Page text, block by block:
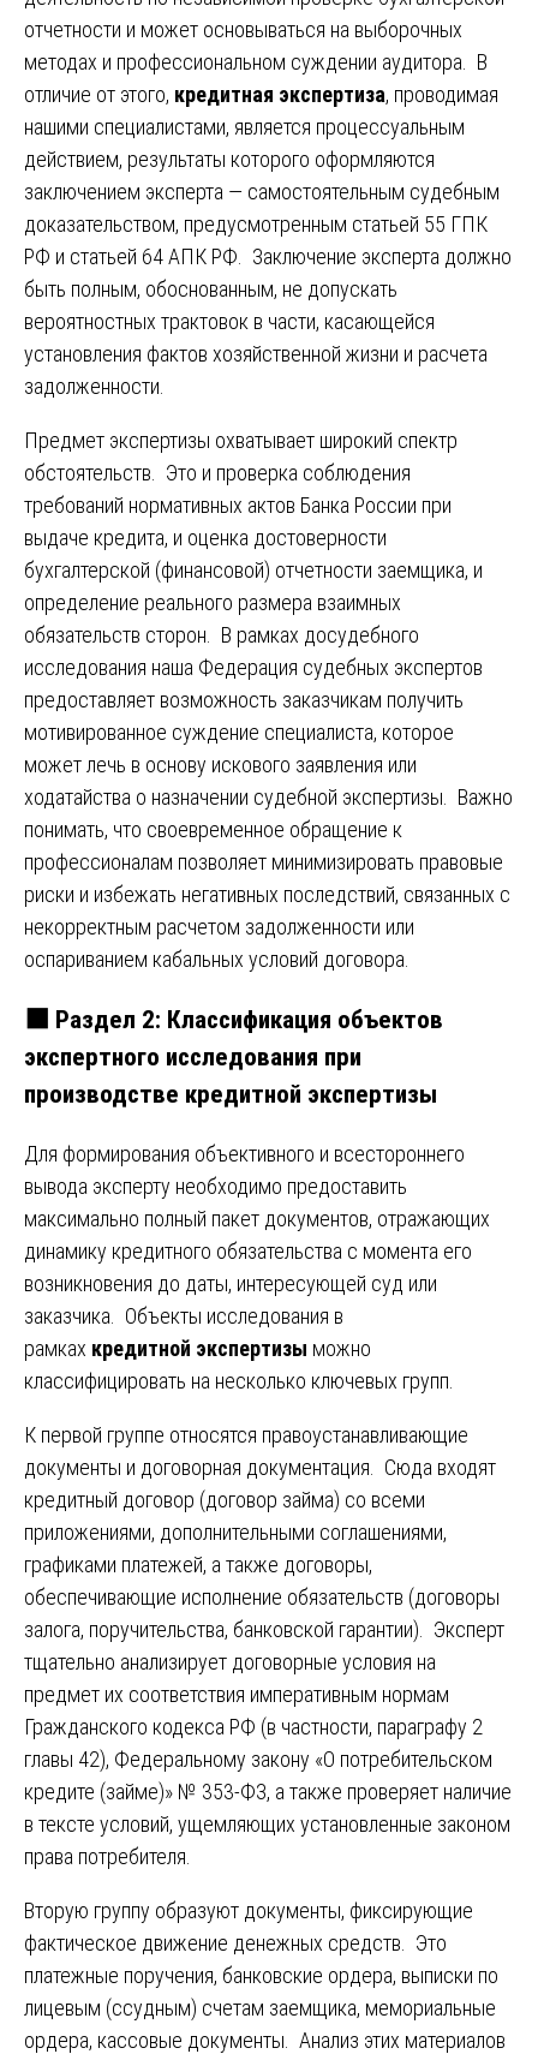
отчетности и может основываться на выборочных
методах и профессиональном суждении аудитора. В
отличие от этого, кредитная экспертиза, проводимая
нашими специалистами, является процессуальным
действием, результаты которого оформляются
заключением эксперта — самостоятельным судебным
доказательством, предусмотренным статьей 55 ГПК
РФ и статьей 64 АПК РФ. Заключение эксперта должно
быть полным, обоснованным, не допускать
вероятностных трактовок в части, касающейся
установления фактов хозяйственной жизни и расчета
задолженности.
Предмет экспертизы охватывает широкий спектр
обстоятельств. Это и проверка соблюдения
требований нормативных актов Банка России при
выдаче кредита, и оценка достоверности
бухгалтерской (финансовой) отчетности заемщика, и
определение реального размера взаимных
обязательств сторон. В рамках досудебного
исследования наша Федерация судебных экспертов
предоставляет возможность заказчикам получить
мотивированное суждение специалиста, которое
может лечь в основу искового заявления или
ходатайства о назначении судебной экспертизы. Важно
понимать, что своевременное обращение к
профессионалам позволяет минимизировать правовые
риски и избежать негативных последствий, связанных с
некорректным расчетом задолженности или
оспариванием кабальных условий договора.
Раздел 2: Классификация объектов
экспертного исследования при
производстве кредитной экспертизы
Для формирования объективного и всестороннего
вывода эксперту необходимо предоставить
максимально полный пакет документов, отражающих
динамику кредитного обязательства с момента его
возникновения до даты, интересующей суд или
заказчика. Объекты исследования в
рамках кредитной экспертизы можно
классифицировать на несколько ключевых групп.
К первой группе относятся правоустанавливающие
документы и договорная документация. Сюда входят
кредитный договор (договор займа) со всеми
приложениями, дополнительными соглашениями,
графиками платежей, а также договоры,
обеспечивающие исполнение обязательств (договоры
залога, поручительства, банковской гарантии). Эксперт
тщательно анализирует договорные условия на
предмет их соответствия императивным нормам
Гражданского кодекса РФ (в частности, параграфу 2
главы 42), Федеральному закону «О потребительском
кредите (займе)» № 353-ФЗ, а также проверяет наличие
в тексте условий, ущемляющих установленные законом
права потребителя.
Вторую группу образуют документы, фиксирующие
фактическое движение денежных средств. Это
платежные поручения, банковские ордера, выписки по
лицевым (ссудным) счетам заемщика, мемориальные
ордера, кассовые документы. Анализ этих материалов